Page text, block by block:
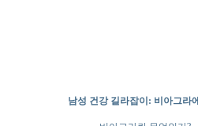
남성 건강 길라잡이: 비아그라